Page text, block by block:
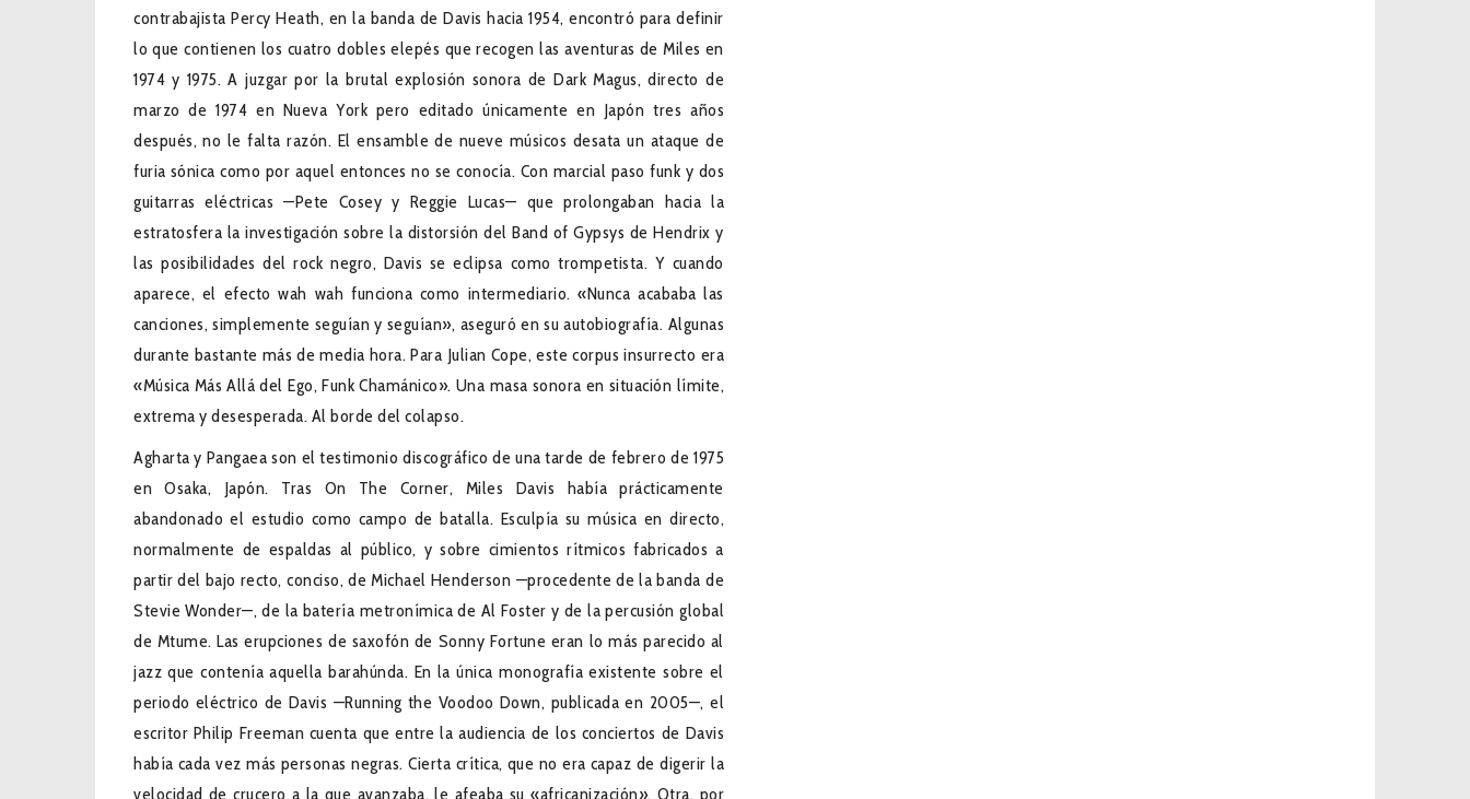
contrabajista Percy Heath, en la banda de Davis hacia 1954, encontró para definir
lo que contienen los cuatro dobles elepés que recogen las aventuras de Miles en
1974 y 1975. A juzgar por la brutal explosión sonora de Dark Magus, directo de
marzo de 1974 en Nueva York pero editado únicamente en Japón tres años
después, no le falta razón. El ensamble de nueve músicos desata un ataque de
furia sónica como por aquel entonces no se conocía. Con marcial paso funk y dos
guitarras eléctricas —Pete Cosey y Reggie Lucas— que prolongaban hacia la
estratosfera la investigación sobre la distorsión del Band of Gypsys de Hendrix y
las posibilidades del rock negro, Davis se eclipsa como trompetista. Y cuando
aparece, el efecto wah wah funciona como intermediario. «Nunca acababa las
canciones, simplemente seguían y seguían», aseguró en su autobiografía. Algunas
durante bastante más de media hora. Para Julian Cope, este corpus insurrecto era
«Música Más Allá del Ego, Funk Chamánico». Una masa sonora en situación límite,
extrema y desesperada. Al borde del colapso.
Agharta y Pangaea son el testimonio discográfico de una tarde de febrero de 1975
en Osaka, Japón. Tras On The Corner, Miles Davis había prácticamente
abandonado el estudio como campo de batalla. Esculpía su música en directo,
normalmente de espaldas al público, y sobre cimientos rítmicos fabricados a
partir del bajo recto, conciso, de Michael Henderson —procedente de la banda de
Stevie Wonder—, de la batería metronímica de Al Foster y de la percusión global
de Mtume. Las erupciones de saxofón de Sonny Fortune eran lo más parecido al
jazz que contenía aquella barahúnda. En la única monografía existente sobre el
periodo eléctrico de Davis —Running the Voodoo Down, publicada en 2005—, el
escritor Philip Freeman cuenta que entre la audiencia de los conciertos de Davis
había cada vez más personas negras. Cierta crítica, que no era capaz de digerir la
velocidad de crucero a la que avanzaba, le afeaba su «africanización». Otra, por